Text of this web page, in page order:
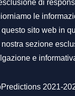
di
le
sito web in
sezione
e
2021-